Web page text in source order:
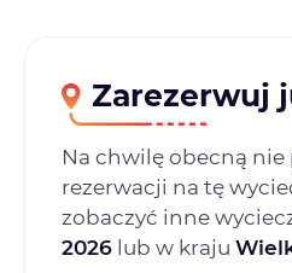
Zarezerwuj
Na chwilę obecną
rezerwacji na tę
zobaczyć inne
2026 lub w kraju